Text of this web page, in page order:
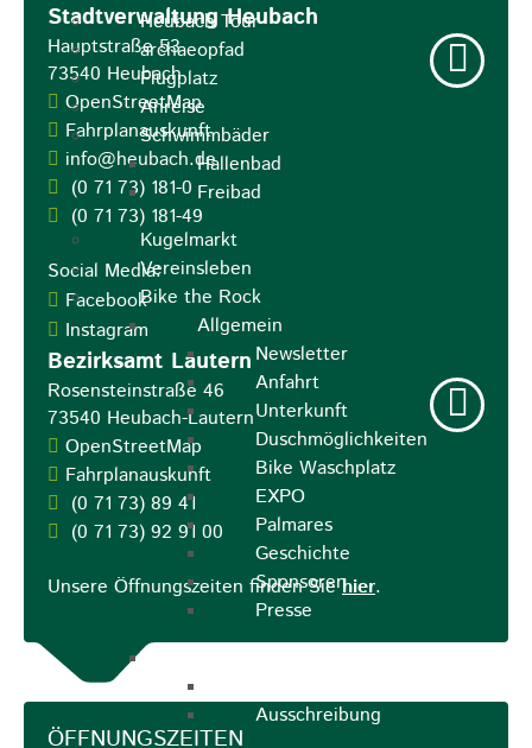
Heubach Tour
archaeopfad
Flugplatz
Anreise
Schwimmbäder
Hallenbad
Freibad
Kugelmarkt
Vereinsleben
Bike the Rock
Allgemein
Newsletter
Anfahrt
Unterkunft
Duschmöglichkeiten
Bike Waschplatz
EXPO
Palmares
Geschichte
Sponsoren
Presse
Ausschreibung
Stadtverwaltung Heubach
Hauptstraße 53
73540 Heubach
OpenStreetMap
Fahrplanauskunft
info@heubach.de
(0 71 73) 181-0
(0 71 73) 181-49
Social Media:
Facebook
Instagram
Bezirksamt Lautern
Rosensteinstraße 46
73540 Heubach-Lautern
OpenStreetMap
Fahrplanauskunft
(0 71 73) 89 41
(0 71 73) 92 91 00
Unsere Öffnungszeiten finden Siehier.
ÖFFNUNGSZEITEN